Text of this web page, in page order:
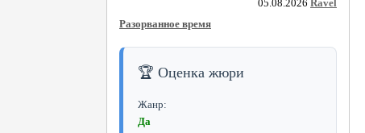
05.08.2026 Ravel
Разорванное время
🏆 Оценка жюри
Жанр:
Да